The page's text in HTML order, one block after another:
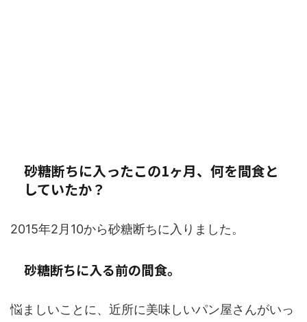
砂糖断ちに入ったこの1ヶ月、何を間食と
していたか？
2015年2月10から砂糖断ちに入りました。
砂糖断ちに入る前の間食。
悩ましいことに、近所に美味しいパン屋さんがいっ